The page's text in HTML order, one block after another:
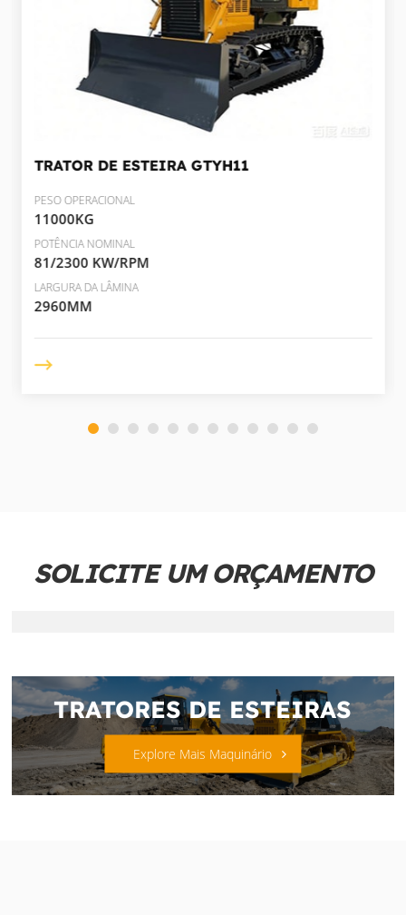
TRATOR DE ESTEIRA GTYH11
PESO OPERACIONAL
11000KG
POTÊNCIA NOMINAL
81/2300 KW/RPM
LARGURA DA LÂMINA
2960MM
SOLICITE UM ORÇAMENTO
TRATORES DE ESTEIRAS
Explore Mais Maquinário